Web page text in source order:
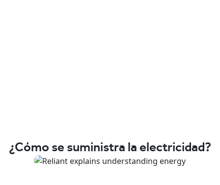
¿Cómo se suministra la electricidad?